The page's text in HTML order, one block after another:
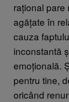
rațional pare
agățate în
cauza
inconstantă
emoțională.
pentru tine,
oricând